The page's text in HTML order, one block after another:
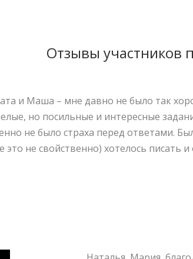
Отзывы участников
и Маша – мне давно не было так
но посильные и интересные
не было страха перед ответами.
не свойственно) хотелось писать и